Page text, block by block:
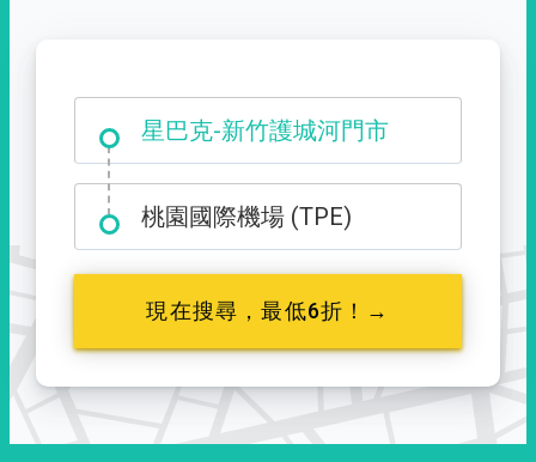
星巴克-新竹護城河門市
大霸尖山登山口
桃園國際機場 (TPE)
現在搜尋，最低6折！→